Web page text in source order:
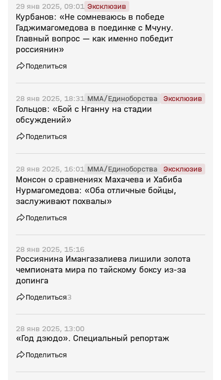
29 янв 2025, 09:01 Эксклюзив
Курбанов: «Не сомневаюсь в победе
Гаджимагомедова в поединке с Мчуну.
Главный вопрос — как именно победит
россиянин»
Поделиться
28 янв 2025, 18:31 MMA/Единоборства Эксклюзив
Гольцов: «Бой с Нганну на стадии
обсуждений»
Поделиться
28 янв 2025, 16:01 MMA/Единоборства Эксклюзив
Монсон о сравнениях Махачева и Хабиба
Нурмагомедова: «Оба отличные бойцы,
заслуживают похвалы»
Поделиться
28 янв 2025, 15:16
Россиянина Имангазалиева лишили золота
чемпионата мира по тайскому боксу из‑за
допинга
Поделиться3
28 янв 2025, 13:00
«Год дзюдо». Специальный репортаж
Поделиться